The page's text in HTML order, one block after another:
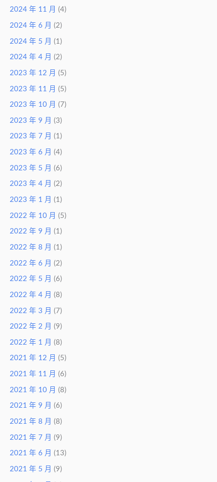
2024 年 11 月 (4)
2024 年 6 月 (2)
2024 年 5 月 (1)
2024 年 4 月 (2)
2023 年 12 月 (5)
2023 年 11 月 (5)
2023 年 10 月 (7)
2023 年 9 月 (3)
2023 年 7 月 (1)
2023 年 6 月 (4)
2023 年 5 月 (6)
2023 年 4 月 (2)
2023 年 1 月 (1)
2022 年 10 月 (5)
2022 年 9 月 (1)
2022 年 8 月 (1)
2022 年 6 月 (2)
2022 年 5 月 (6)
2022 年 4 月 (8)
2022 年 3 月 (7)
2022 年 2 月 (9)
2022 年 1 月 (8)
2021 年 12 月 (5)
2021 年 11 月 (6)
2021 年 10 月 (8)
2021 年 9 月 (6)
2021 年 8 月 (8)
2021 年 7 月 (9)
2021 年 6 月 (13)
2021 年 5 月 (9)